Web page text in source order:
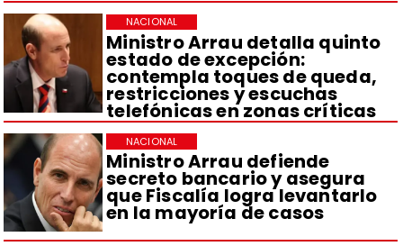
Ministro Arrau detalla quinto
estado de excepción:
contempla toques de queda,
restricciones y escuchas
telefónicas en zonas críticas
NACIONAL
Ministro Arrau defiende
secreto bancario y asegura
que Fiscalía logra levantarlo
en la mayoría de casos
NACIONAL